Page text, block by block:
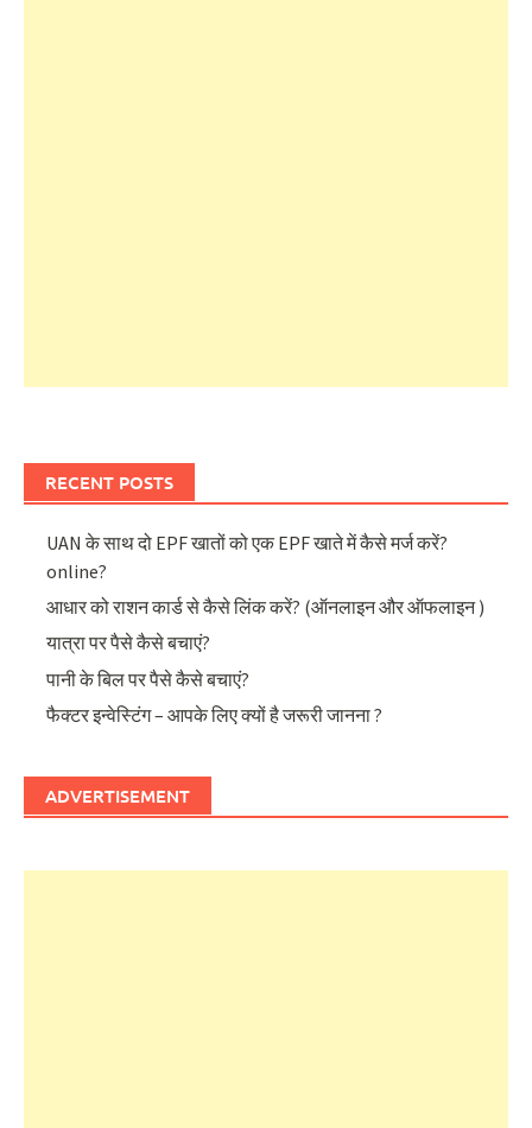
RECENT POSTS
UAN के साथ दो EPF खातों को एक EPF खाते में कैसे मर्ज करें?
online?
आधार को राशन कार्ड से कैसे लिंक करें? (ऑनलाइन और ऑफलाइन )
यात्रा पर पैसे कैसे बचाएं?
पानी के बिल पर पैसे कैसे बचाएं?
फैक्टर इन्वेस्टिंग – आपके लिए क्यों है जरूरी जानना ?
ADVERTISEMENT